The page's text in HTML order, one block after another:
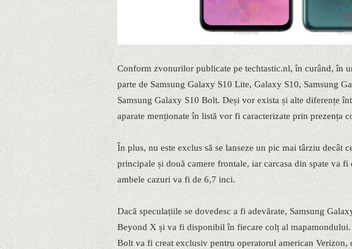
Conform zvonurilor publicate pe techtastic.nl, în curând, în
parte de Samsung Galaxy S10 Lite, Galaxy S10, Samsung
Samsung Galaxy S10 Bolt. Deși vor exista și alte diferențe
aparate menționate în listă vor fi caracterizate prin prezența
În plus, nu este exclus să se lanseze un pic mai târziu decât
principale și două camere frontale, iar carcasa din spate va
ambele cazuri va fi de 6,7 inci.
Dacă speculațiile se dovedesc a fi adevărate, Samsung
Beyond X și va fi disponibil în fiecare colț al mapamondului.
Bolt va fi creat exclusiv pentru operatorul american Verizon,